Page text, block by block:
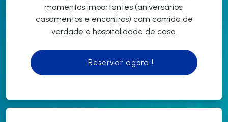
momentos importantes (aniversários,
casamentos e encontros) com comida de
verdade e hospitalidade de casa.
Reservar agora !